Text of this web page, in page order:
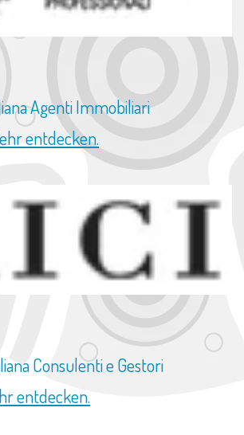
Agenti Immobiliari
entdecken.
Consulenti e Gestori
entdecken.